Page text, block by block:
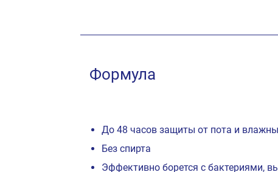
Формула
До 48 часов защиты от пота и
Без спирта
Эффективно борется с бактериями,